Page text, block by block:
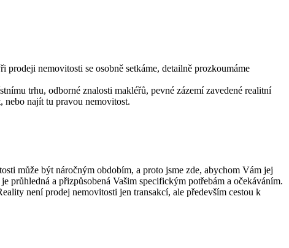
nemovitosti se osobně setkáme, detailně prozkoumáme
trhu, odborné znalosti makléřů, pevné zázemí zavedené realitní
nebo najít tu pravou nemovitost.
může být náročným obdobím, a proto jsme zde, abychom Vám jej
a přizpůsobená Vašim specifickým potřebám a očekáváním.
není prodej nemovitosti jen transakcí, ale především cestou k